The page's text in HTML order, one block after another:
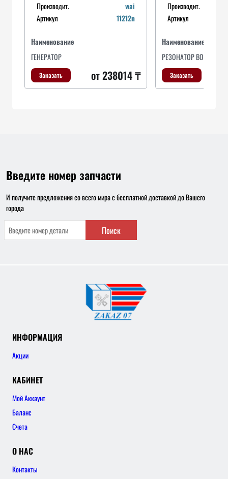
Производит.
wai
Артикул
11212n
Наименование
ГЕНЕРАТОР
Заказать от 238014 ₸
Производит.
Артикул
Наименование
РЕЗОНАТОР
Заказать
Введите номер запчасти
И получите предложения со всего мира с бесплатной доставкой до Вашего
города
Поиск
ИНФОРМАЦИЯ
Акции
КАБИНЕТ
Мой Аккаунт
Баланс
Счета
О НАС
Контакты